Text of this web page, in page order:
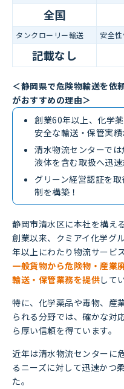
全国
タンクローリー輸送 安全
記載なし
＜静岡県で危険物輸送を依
がおすすめの理由＞
創業60年以上、化学
安全な輸送・保管実績
清水物流センターで
液体を含む取扱へ迅速
グリーン経営認証を
制を構築！
静岡市清水区に本社を構え
創業以来、クミアイ化学グ
年以上にわたり物流サービ
一般貨物から危険物・産業
輸送・保管業務を提供して
特に、化学薬品や毒物、産
られる分野では、確かな対
ら厚い信頼を得ています。
近年は清水物流センターに
るニーズに対して迅速かつ
た。